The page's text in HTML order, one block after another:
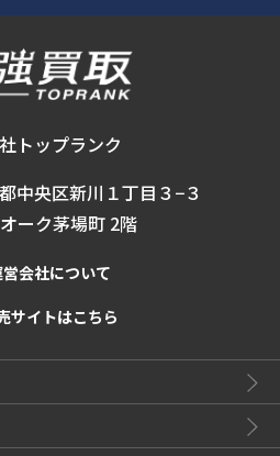
トップランク
中央区新川１丁目３−３
ーク茅場町 2階
会社について
サイトはこちら